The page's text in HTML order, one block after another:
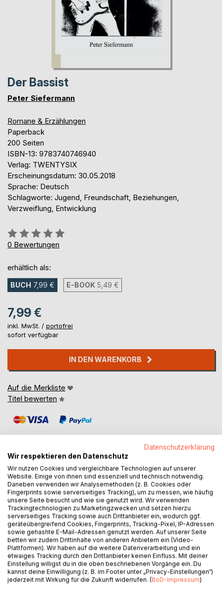
Der Bassist
Peter Siefermann
Romane & Erzählungen
Paperback
200 Seiten
ISBN-13: 9783740746940
Verlag: TWENTYSIX
Erscheinungsdatum: 30.05.2018
Sprache: Deutsch
Schlagworte: Jugend, Freundschaft, Beziehungen,
Verzweiflung, Entwicklung
Bewertung::
0%
0 Bewertungen
erhältlich als:
BUCH 7,99 € E-BOOK 5,49 €
7,99 €
inkl. MwSt. / portofrei
sofort verfügbar
IN DEN WARENKORB
Auf die Merkliste
Titel bewerten
BESCHREIBUNG
Schon aus Prinzip durfte es in dem Nest Durlangen nicht all
das geben, was es in Köln gegeben hatte. Wem auch die
Pizza nicht schmeckte, dem fiel es leicht, an allem anderen
herumzumeckern. Was es für Jugendliche an Angeboten
gab, war für Jack gleichbedeutend mit Spießbürgerlichkeit.
Schließlich war er nicht ganz freiwillig in dieses Provinzkaff
geraten. Wäre da nicht das Geschäft mit den
Musikinstrumenten gewesen, für Jack hatte das neue
Leben nicht trostloser beginnen können. Ach ja, und dann
Datenschutzerklärung
Wir respektieren den Datenschutz
Wir nutzen Cookies und vergleichbare Technologien auf unserer
Website. Einige von ihnen sind essenziell und technisch notwendig.
Daneben verwenden wir Analysemethoden (z. B. Cookies oder
Fingerprints sowie serverseitiges Tracking), um zu messen, wie häufig
unsere Seite besucht und wie sie genutzt wird. Wir verwenden
Trackingtechnologien zu Marketingzwecken und setzen hierzu
serverseitiges Tracking sowie auch Drittanbieter ein, wodurch ggf.
geräteübergreifend Cookies, Fingerprints, Tracking-Pixel, IP-Adressen
sowie gehashte E-Mail-Adressen genutzt werden. Auf unserer Seite
betten wir zudem Drittinhalte von anderen Anbietern ein (Video-
Plattformen). Wir haben auf die weitere Datenverarbeitung und ein
etwaiges Tracking durch den Drittanbieter keinen Einfluss. Mit deiner
Einstellung willigst du in die oben beschriebenen Vorgänge ein. Du
kannst deine Einwilligung (z. B. im Footer unter „Privacy-Einstellungen“)
jederzeit mit Wirkung für die Zukunft widerrufen. (BoD-Impressum)